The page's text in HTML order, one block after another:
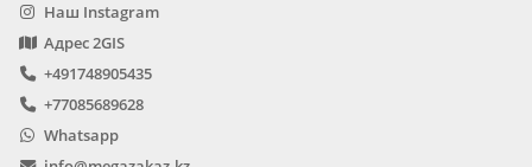
Наш Instagram
Адрес 2GIS
+491748905435
+77085689628
Whatsapp